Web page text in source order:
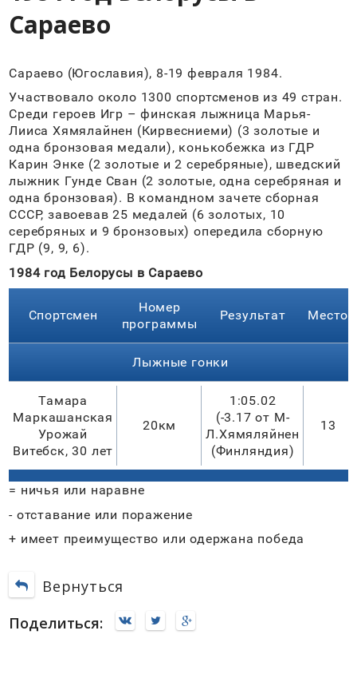
Сараево
Сараево (Югославия), 8-19 февраля 1984.
Участвовало около 1300 спортсменов из 49 стран.
Среди героев Игр – финская лыжница Марья-
Лииса Хямялайнен (Кирвесниеми) (3 золотые и
одна бронзовая медали), конькобежка из ГДР
Карин Энке (2 золотые и 2 серебряные), шведский
лыжник Гунде Сван (2 золотые, одна серебряная и
одна бронзовая). В командном зачете сборная
СССР, завоевав 25 медалей (6 золотых, 10
серебряных и 9 бронзовых) опередила сборную
ГДР (9, 9, 6).
1984 год Белорусы в Сараево
Спортсмен
Номер
программы
Результат Место
Лыжные гонки
Тамара
Маркашанская
Урожай
Витебск, 30 лет
20км
1:05.02
(-3.17 от М-
Л.Хямяляйнен
(Финляндия)
13
= ничья или наравне
- отставание или поражение
+ имеет преимущество или одержана победа
Вернуться
Поделиться: